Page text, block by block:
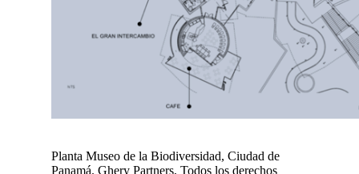
Planta Museo de la Biodiversidad, Ciudad de
Panamá. Ghery Partners, Todos los derechos